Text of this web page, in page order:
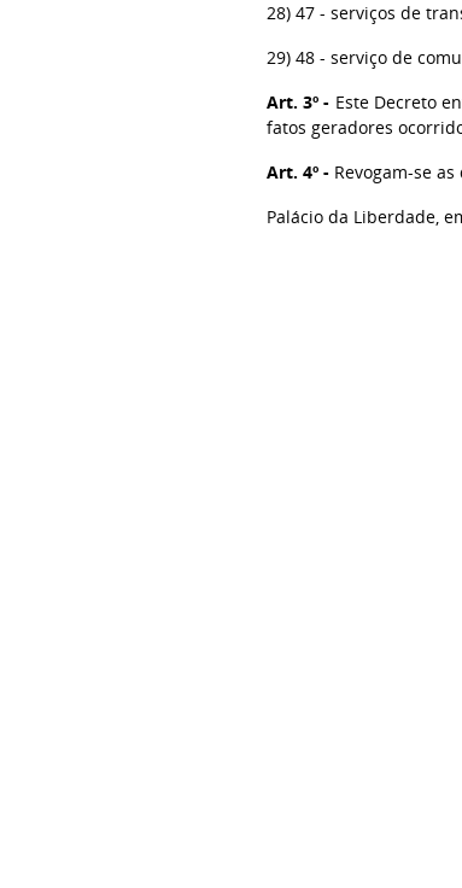
28) 47 - serviços de
29) 48 - serviço de
Art. 3º - Este Decreto
fatos geradores
Art. 4º -Revogam-se
Palácio da Liberdade,